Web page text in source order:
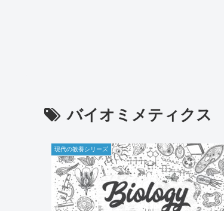
バイオミメティクス
現代の教養シリーズ